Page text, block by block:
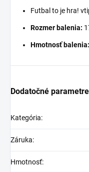
Futbal to je hra!
Rozmer balenia:
Hmotnosť balenia:
Dodatočné parametre
Kategória:
Záruka:
Hmotnosť: